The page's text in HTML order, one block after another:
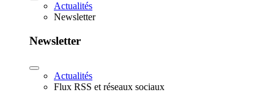
Actualités
Newsletter
Newsletter
Actualités
Flux RSS et réseaux sociaux